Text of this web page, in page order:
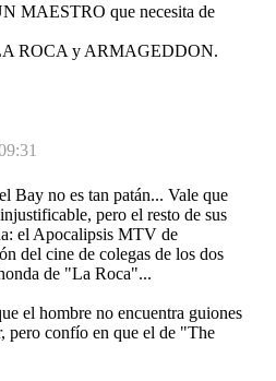
MAESTRO que necesita de
ROCA y ARMAGEDDON.
Bay no es tan patán... Vale que
pero el resto de sus
el Apocalipsis MTV de
del cine de colegas de los dos
de "La Roca"...
el hombre no encuentra guiones
pero confío en que el de "The